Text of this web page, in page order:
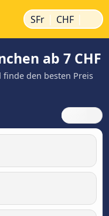
SFr | CHF |
ab 7 CHF
den besten Preis